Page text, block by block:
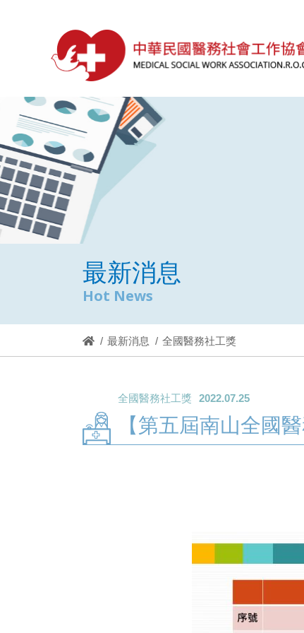
最新消息
Hot News
最新消息 全國醫務社工獎
全國醫務社工獎 2022.07.25
【第五屆南山全國